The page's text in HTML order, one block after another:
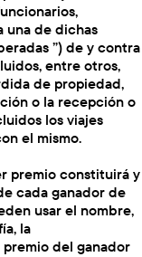
una de dichas
”) de y contra
entre otros,
de propiedad,
o la recepción o
los viajes
el mismo.
premio constituirá y
cada ganador de
usar el nombre,
la
del ganador